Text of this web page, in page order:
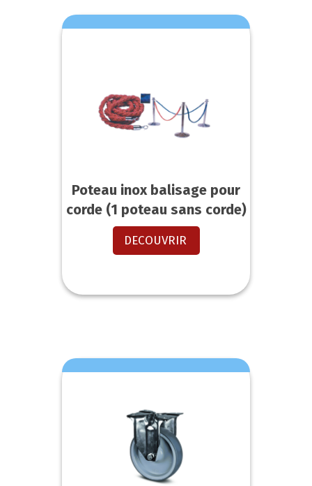
Poteau inox balisage pour
corde (1 poteau sans corde)
DECOUVRIR